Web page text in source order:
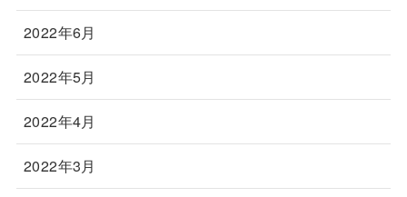
2022年6月
2022年5月
2022年4月
2022年3月